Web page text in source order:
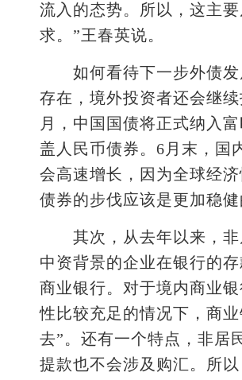
流入的态势。所以，这主
求。”王春英说。
如何看待下一步外债发
存在，境外投资者还会继
月，中国国债将正式纳入
盖人民币债券。6月末，国
会高速增长，因为全球经
债券的步伐应该是更加稳
其次，从去年以来，非
中资背景的企业在银行的
商业银行。对于境内商业
性比较充足的情况下，商
去”。还有一个特点，非居
提款也不会涉及购汇。所